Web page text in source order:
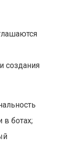
создания
ботах;